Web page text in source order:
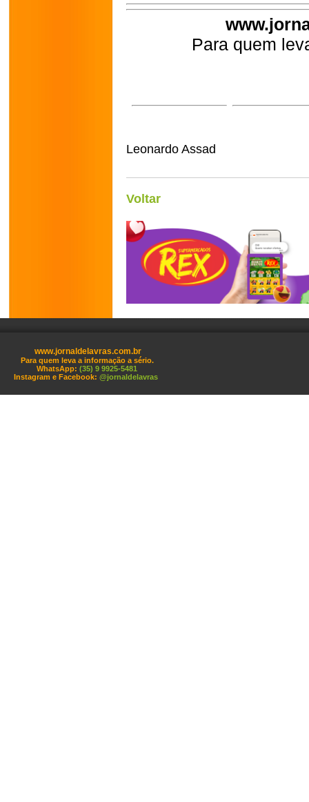
Para quem
Leonardo Assad
Voltar
www.jornaldelavras.com.br
Para quem leva a informação a sério.
WhatsApp: (35) 9 9925-5481
Instagram e Facebook: @jornaldelavras